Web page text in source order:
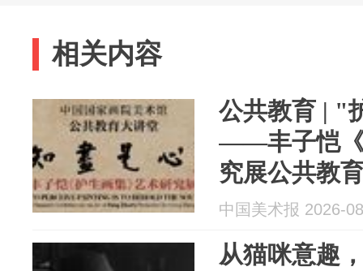
相关内容
公共教育 | "
——丰子恺《
究展公共教
中国美术报 2026-
从猫咪意趣